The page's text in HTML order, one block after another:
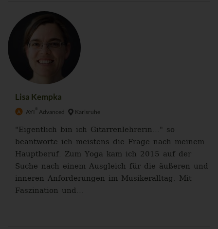
Lisa Kempka
AYI Advanced Karlsruhe
"Eigentlich bin ich Gitarrenlehrerin..." so
beantworte ich meistens die Frage nach meinem
Hauptberuf. Zum Yoga kam ich 2015 auf der
Suche nach einem Ausgleich für die äußeren und
inneren Anforderungen im Musikeralltag. Mit
Faszination und...